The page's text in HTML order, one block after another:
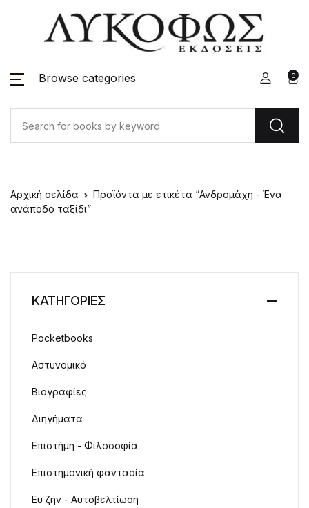
Browse categories 0
Αρχική σελίδα
Προϊόντα με ετικέτα “Ανδρομάχη - Ένα
ανάποδο ταξίδι”
ΚΑΤΗΓΟΡΙΕΣ
Pocketbooks
Αστυνομικό
Βιογραφίες
Διηγήματα
Επιστήμη - Φιλοσοφία
Επιστημονική φαντασία
Ευ ζην - Αυτοβελτίωση